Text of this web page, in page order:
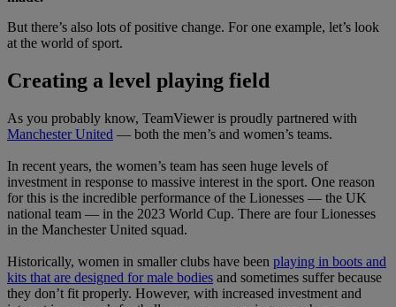
But there’s also lots of positive change. For one example, let’s look
at the world of sport.
Creating a level playing field
As you probably know, TeamViewer is proudly partnered with
Manchester United — both the men’s and women’s teams.
In recent years, the women’s team has seen huge levels of
investment in response to massive interest in the sport. One reason
for this is the incredible performance of the Lionesses — the UK
national team — in the 2023 World Cup. There are four Lionesses
in the Manchester United squad.
Historically, women in smaller clubs have been playing in boots and
kits that are designed for male bodies and sometimes suffer because
they don’t fit properly. However, with increased investment and